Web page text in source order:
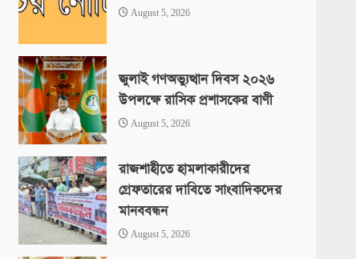
August 5, 2026
জুলাই গণঅভ্যুত্থান দিবস ২০২৬
উপলক্ষে রাসিক প্রশাসকের বাণী
August 5, 2026
রাজশাহীতে হামলাকারীদের
গ্রেফতারের দাবিতে সাংবাদিকদের
মানববন্ধন
August 5, 2026